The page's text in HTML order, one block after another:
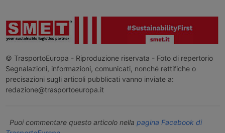
© TrasportoEuropa - Riproduzione riservata - Foto di repertorio
Segnalazioni, informazioni, comunicati, nonché rettifiche o
precisazioni sugli articoli pubblicati vanno inviate a:
redazione@trasportoeuropa.it
Puoi commentare questo articolo nella pagina Facebook di